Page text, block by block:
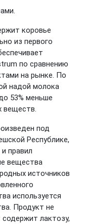
коровье
из первого
по сравнению
на рынке. По
надой молока
53% меньше
веществ.
под
Республике,
правил
вещества
источников
используется
Продукт не
лактозу,